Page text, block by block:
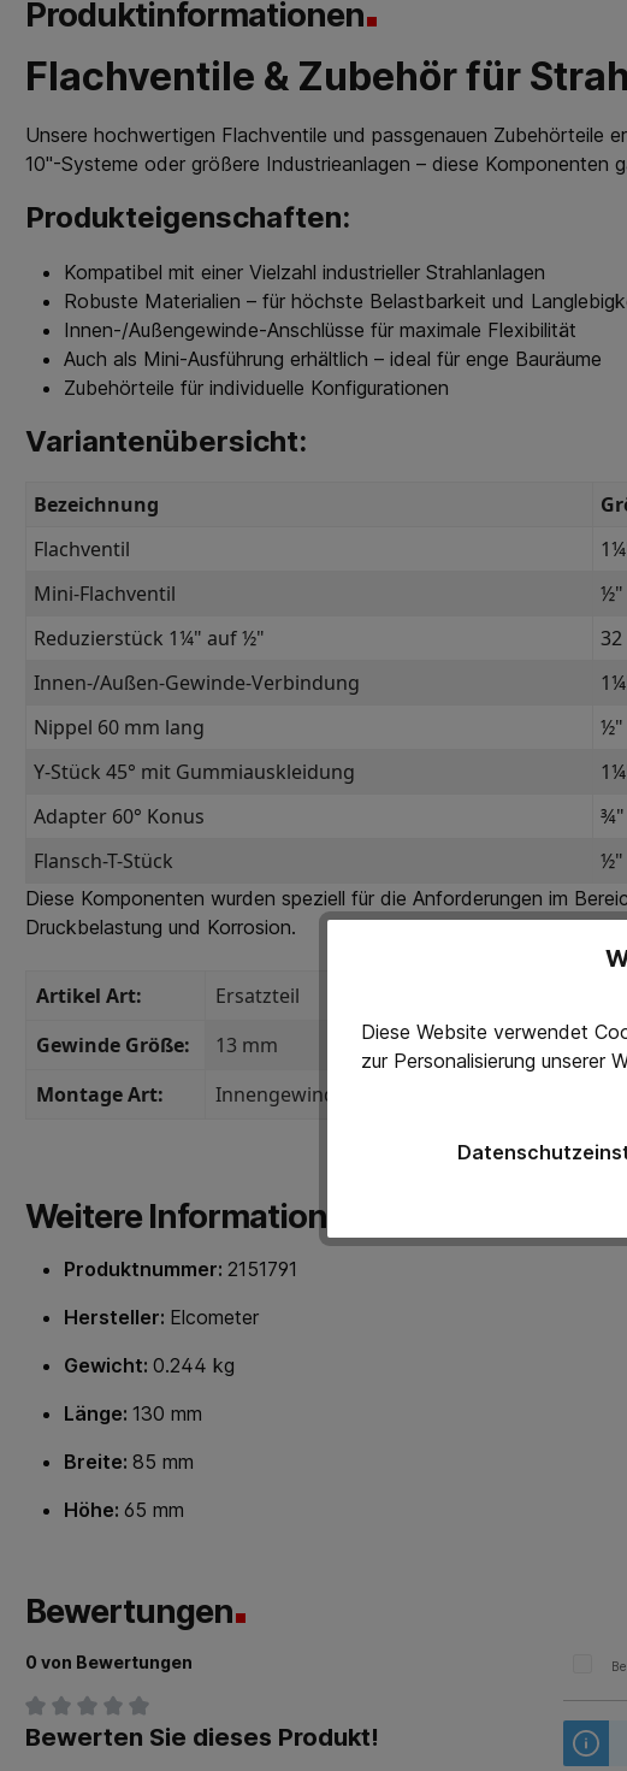
Produktinformationen
Flachventile & Zubehör für
Unsere hochwertigen Flachventile und passgenauen Zubehörteile
10"-Systeme oder größere Industrieanlagen – diese Komponenten
Produkteigenschaften:
Kompatibel mit einer Vielzahl industrieller Strahlanlagen
Robuste Materialien – für höchste Belastbarkeit und
Innen-/Außengewinde-Anschlüsse für maximale Flexibilität
Auch als Mini-Ausführung erhältlich – ideal für enge Bauräume
Zubehörteile für individuelle Konfigurationen
Variantenübersicht:
Bezeichnung
Flachventil
Mini-Flachventil
½"
Reduzierstück 1¼" auf ½"
Innen-/Außen-Gewinde-Verbindung
Nippel 60 mm lang
½"
Y-Stück 45° mit Gummiauskleidung
Adapter 60° Konus
¾"
Flansch-T-Stück
½"
Diese Komponenten wurden speziell für die Anforderungen im
Druckbelastung und Korrosion.
Artikel Art:
Ersatzteil
Gewinde Größe:
13 mm
Montage Art:
Innengewinde
Weitere Informationen
Produktnummer: 2151791
Hersteller: Elcometer
Gewicht: 0.244 kg
Länge: 130 mm
Breite: 85 mm
Höhe: 65 mm
Bewertungen
0 von Bewertungen
Durchschnittliche Bewertung von 0 von 5 Sternen
Bewerten Sie dieses Produkt!
Diese Website verwendet
zur Personalisierung unserer